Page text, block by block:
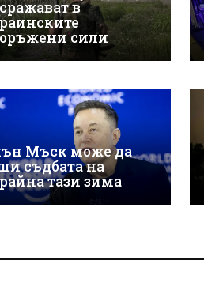
в
сили
Мъск може да
съдбата на
тази зима